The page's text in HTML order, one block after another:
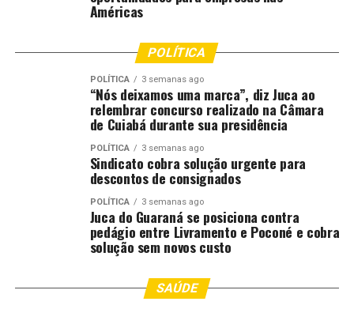
muito risco à vida das pessoas”, disse.
O coronel Alessandro Borges reforçou o alerta à
população, especialmente aos moradores de áreas
suscetíveis a alagamentos. De acordo com ele, equipes
de resgate foram mobilizadas durante a noite. “Quando
tem chuvas intensas, nós emitimos um alerta
justamente para que as pessoas que moram em áreas de
risco tomem as suas precauções. Aqui no Parque Atalaia,
o bombeiro fez o resgate de um casal de idosos ilhados
na sua casa. Então, fiquem atentos. Aqueles locais que
normalmente alagam, as pessoas tomem o cuidado
necessário para não ficarem expostas ao risco quando
O prefeito também chamou atenção para o alerta
Américas
POLÍTICA
POLÍTICA 3 semanas ago
“Nós deixamos uma marca”, diz Juca ao
relembrar concurso realizado na Câmara
de Cuiabá durante sua presidência
POLÍTICA 3 semanas ago
Sindicato cobra solução urgente para
descontos de consignados
POLÍTICA 3 semanas ago
Juca do Guaraná se posiciona contra
pedágio entre Livramento e Poconé e cobra
solução sem novos custo
SAÚDE